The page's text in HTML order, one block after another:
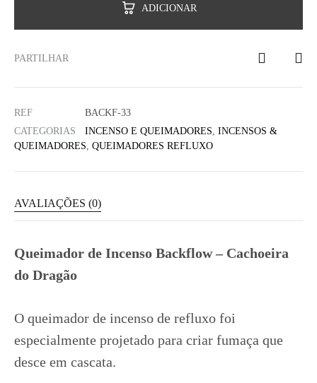
ADICIONAR
PARTILHAR
REF
BACKF-33
CATEGORIAS
INCENSO E QUEIMADORES, INCENSOS &
QUEIMADORES, QUEIMADORES REFLUXO
AVALIAÇÕES (0)
Queimador de Incenso Backflow – Cachoeira
do Dragão
O queimador de incenso de refluxo foi
especialmente projetado para criar fumaça que
desce em cascata.